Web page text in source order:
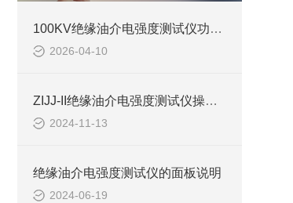
100KV绝缘油介电强度测试仪功能介绍
2026-04-10
ZIJJ-II绝缘油介电强度测试仪操作步骤
2024-11-13
绝缘油介电强度测试仪的面板说明
2024-06-19